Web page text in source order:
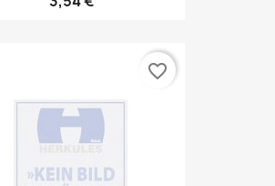
favorite_border